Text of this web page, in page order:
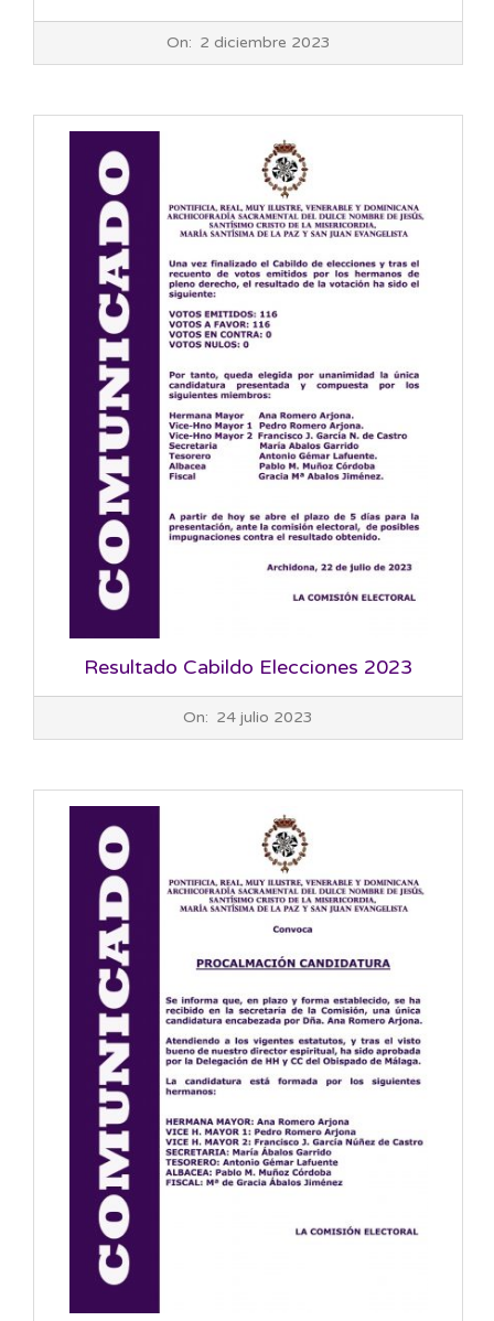
On: 2 diciembre 2023
Resultado Cabildo Elecciones 2023
On: 24 julio 2023